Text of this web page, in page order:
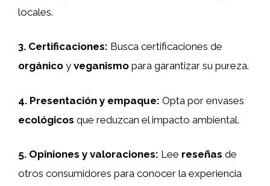
locales.
3. Certificaciones: Busca certificaciones de
orgánico y veganismo para garantizar su pureza.
4. Presentación y empaque: Opta por envases
ecológicos que reduzcan el impacto ambiental.
5. Opiniones y valoraciones: Lee reseñas de
otros consumidores para conocer la experiencia